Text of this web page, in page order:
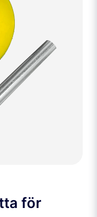
för